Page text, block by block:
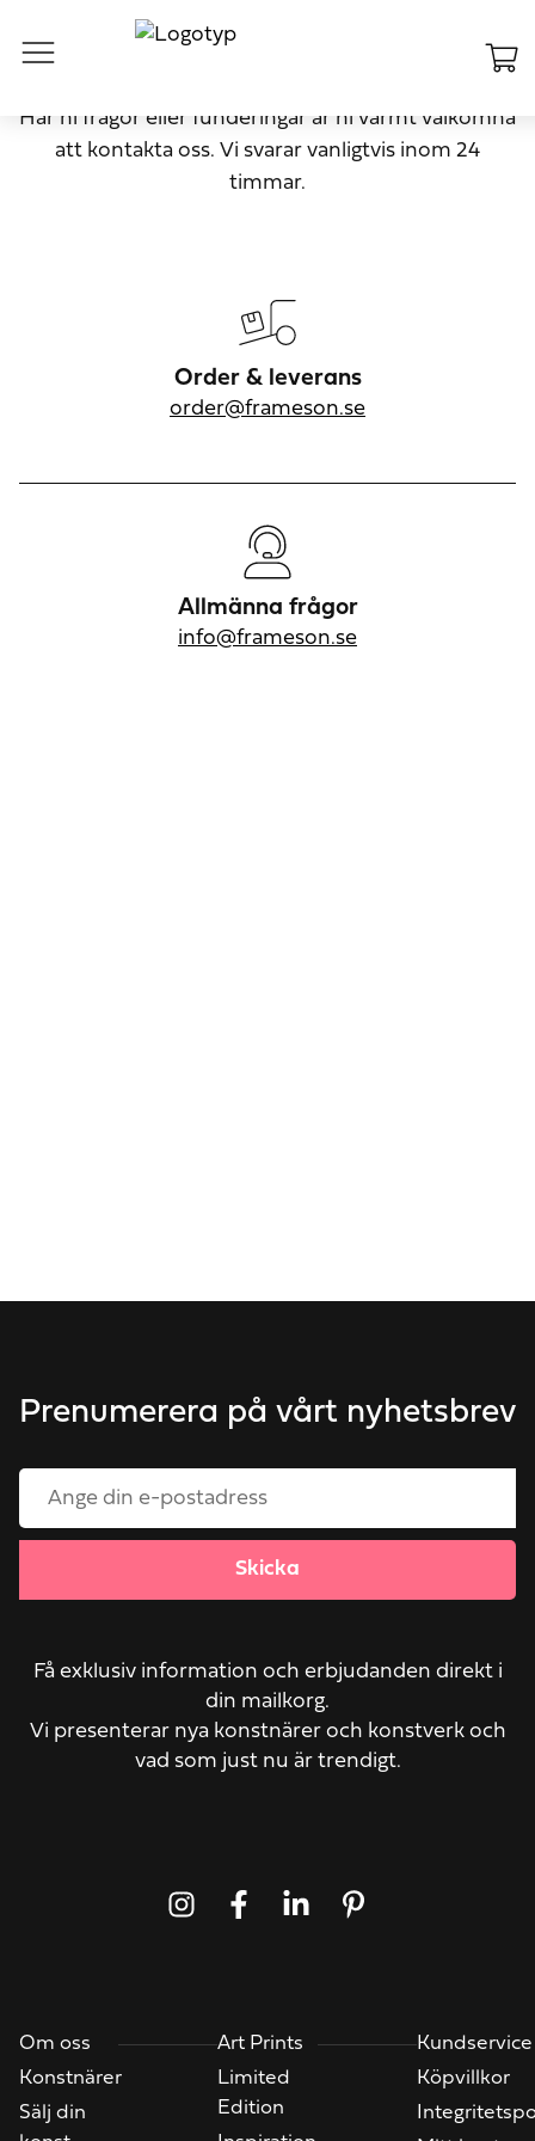
Har ni frågor eller funderingar är ni varmt välkomna
att kontakta oss. Vi svarar vanligtvis inom 24
timmar.
Order & leverans
order@frameson.se
Allmänna frågor
info@frameson.se
Prenumerera på vårt nyhetsbrev
Skicka
Få exklusiv information och erbjudanden direkt i
din mailkorg.
Vi presenterar nya konstnärer och konstverk och
vad som just nu är trendigt.
Om oss
Konstnärer
Sälj din
Art Prints
Limited
Edition
Kundservice
Köpvillkor